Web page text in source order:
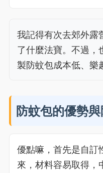
我記得有次去郊外露
了什麼法寶。不過，
製防蚊包成本低、樂
防蚊包的優勢
優點嘛，首先是自
來，材料容易取得，